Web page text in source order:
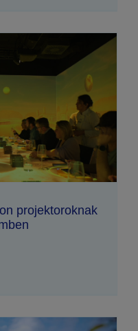
projektoroknak